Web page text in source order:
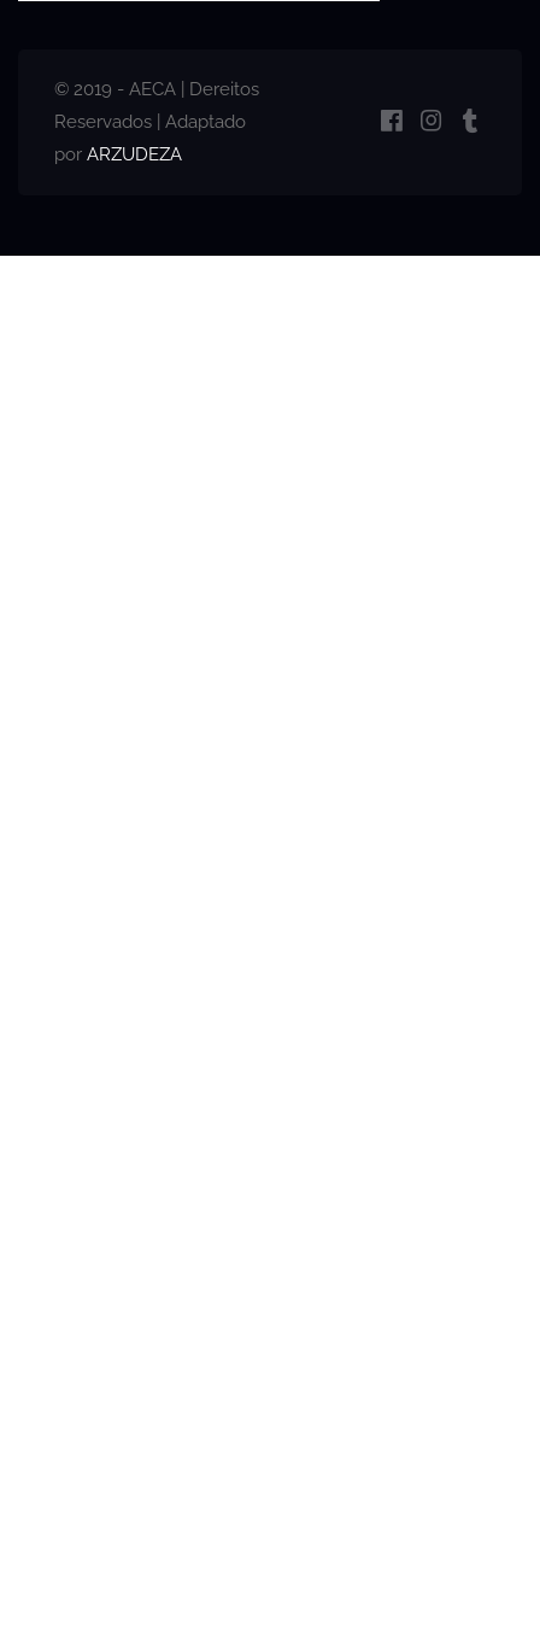
© 2019 - AECA | Dereitos
Reservados | Adaptado
por ARZUDEZA